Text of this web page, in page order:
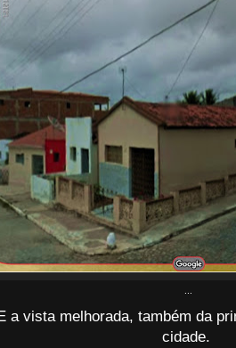
a vista melhorada, também da
cidade.